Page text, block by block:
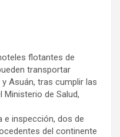
flotantes de
transportar
Asuán, tras cumplir las
Ministerio de Salud,
e inspección, dos de
del continente